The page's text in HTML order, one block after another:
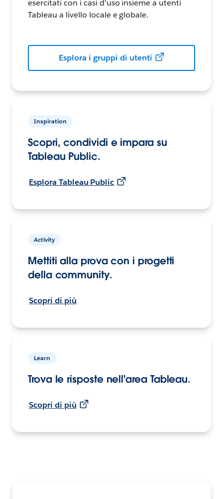
esercitati con i casi d'uso insieme a utenti
Tableau a livello locale e globale.
Esplora i gruppi di utenti
Inspiration
Scopri, condividi e impara su
Tableau Public.
Esplora Tableau Public
Activity
Mettiti alla prova con i progetti
della community.
Scopri di più
Learn
Trova le risposte nell'area Tableau.
Scopri di più